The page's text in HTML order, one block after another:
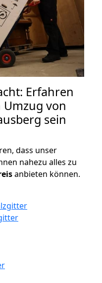
Erfahren
Umzug von
sein
dass unser
nahezu alles zu
anbieten können.